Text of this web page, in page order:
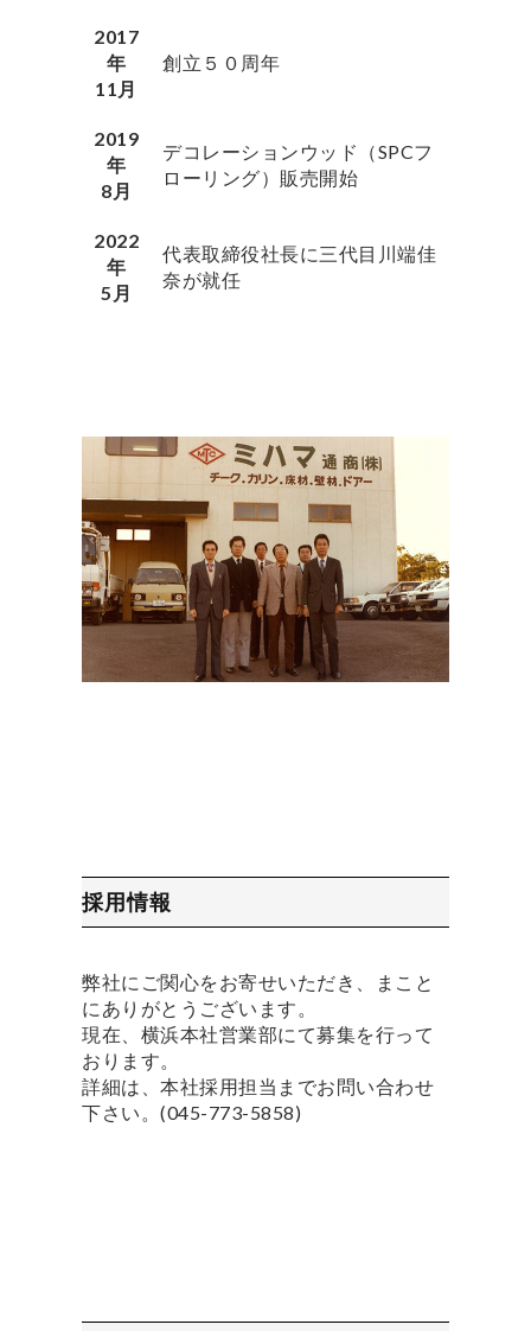
2017
年
11月
創立５０周年
2019
年
8月
デコレーションウッド（SPCフ
ローリング）販売開始
2022
年
5月
代表取締役社長に三代目川端佳
奈が就任
採用情報
弊社にご関心をお寄せいただき、まこと
にありがとうございます。
現在、横浜本社営業部にて募集を行って
おります。
詳細は、本社採用担当までお問い合わせ
下さい。(045-773-5858)